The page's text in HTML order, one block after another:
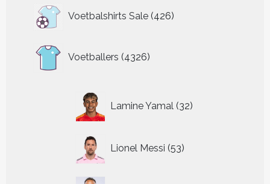
Voetbalshirts Sale 426
426
Voetballers 4326
producten
Lamine Yamal 32
producten
Lionel Messi 53
producten